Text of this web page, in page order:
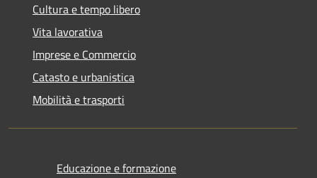
Cultura e tempo libero
Vita lavorativa
Imprese e Commercio
Catasto e urbanistica
Mobilità e trasporti
Educazione e formazione